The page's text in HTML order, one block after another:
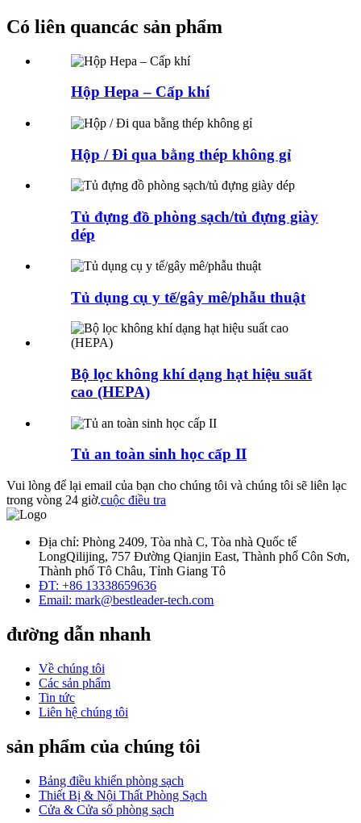
Có liên quancác sản phẩm
Hộp Hepa – Cấp khí
Hộp / Đi qua bằng thép không gỉ
Tủ đựng đồ phòng sạch/tủ đựng giày
dép
Tủ dụng cụ y tế/gây mê/phẫu thuật
Bộ lọc không khí dạng hạt hiệu suất
cao (HEPA)
Tủ an toàn sinh học cấp II
Vui lòng để lại email của bạn cho chúng tôi và chúng tôi sẽ liên lạc
trong vòng 24 giờ.cuộc điều tra
Địa chỉ: Phòng 2409, Tòa nhà C, Tòa nhà Quốc tế
LongQilijing, 757 Đường Qianjin East, Thành phố Côn Sơn,
Thành phố Tô Châu, Tỉnh Giang Tô
ĐT: +86 13338659636
Email: mark@bestleader-tech.com
đường dẫn nhanh
Về chúng tôi
Các sản phẩm
Tin tức
Liên hệ chúng tôi
sản phẩm của chúng tôi
Bảng điều khiển phòng sạch
Thiết Bị & Nội Thất Phòng Sạch
Cửa & Cửa sổ phòng sạch